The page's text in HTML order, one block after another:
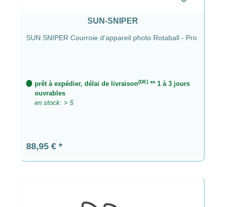
SUN-SNIPER
SUN SNIPER Courroie d'appareil photo Rotaball - Pro
prêt à expédier, délai de livraison(DE) ** 1 à 3 jours
ouvrables
en stock: > 5
Prix régulier :
88,95 €